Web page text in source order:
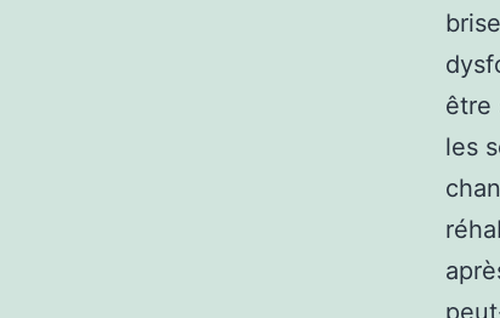
être
les